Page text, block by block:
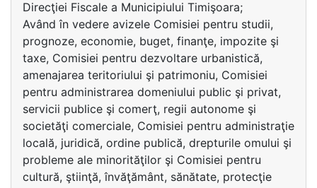
Direcţiei Fiscale a Municipiului Timişoara;
Având în vedere avizele Comisiei pentru studii,
prognoze, economie, buget, finanţe, impozite şi
taxe, Comisiei pentru dezvoltare urbanistică,
amenajarea teritoriului şi patrimoniu, Comisiei
pentru administrarea domeniului public şi privat,
servicii publice şi comerţ, regii autonome şi
societăţi comerciale, Comisiei pentru administraţie
locală, juridică, ordine publică, drepturile omului şi
probleme ale minorităţilor şi Comisiei pentru
cultură, ştiinţă, învăţământ, sănătate, protecţie